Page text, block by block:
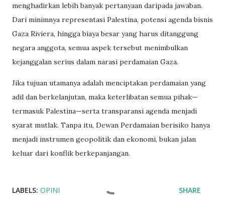
menghadirkan lebih banyak pertanyaan daripada jawaban.
Dari minimnya representasi Palestina, potensi agenda bisnis
Gaza Riviera, hingga biaya besar yang harus ditanggung
negara anggota, semua aspek tersebut menimbulkan
kejanggalan serius dalam narasi perdamaian Gaza.
Jika tujuan utamanya adalah menciptakan perdamaian yang
adil dan berkelanjutan, maka keterlibatan semua pihak—
termasuk Palestina—serta transparansi agenda menjadi
syarat mutlak. Tanpa itu, Dewan Perdamaian berisiko hanya
menjadi instrumen geopolitik dan ekonomi, bukan jalan
keluar dari konflik berkepanjangan.
LABELS: OPINI SHARE